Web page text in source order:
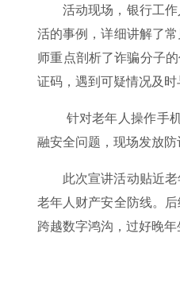
活动现场，银行工
活的事例，详细讲解了
师重点剖析了诈骗分子
证码，遇到可疑情况及时
针对老年人操作手
融安全问题，现场发放
此次宣讲活动贴近
老年人财产安全防线。
跨越数字鸿沟，过好晚年